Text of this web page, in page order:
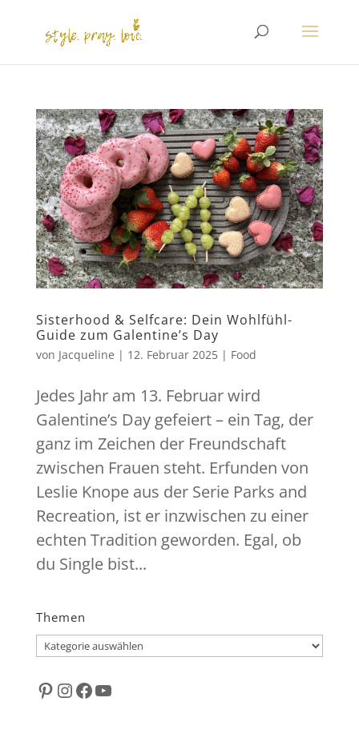
Sisterhood & Selfcare: Dein Wohlfühl-
Guide zum Galentine’s Day
von Jacqueline | 12. Februar 2025| Food
Jedes Jahr am 13. Februar wird
Galentine’s Day gefeiert – ein Tag, der
ganz im Zeichen der Freundschaft
zwischen Frauen steht. Erfunden von
Leslie Knope aus der Serie Parks and
Recreation, ist er inzwischen zu einer
echten Tradition geworden. Egal, ob
du Single bist...
Themen
Themen
Pinterest
Instagram
Facebook
YouTube